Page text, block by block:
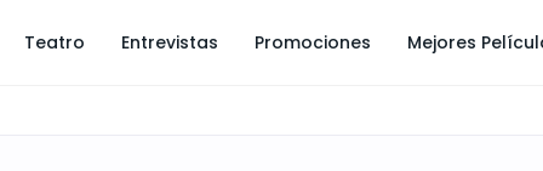
Teatro Entrevistas Promociones Mejores